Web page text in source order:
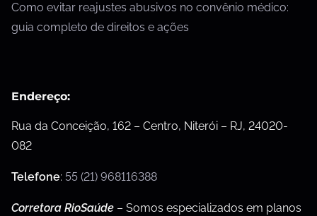
Como evitar reajustes abusivos no convênio médico:
guia completo de direitos e ações
Endereço:
Rua da Conceição, 162 – Centro, Niterói – RJ, 24020-
082
Telefone: 55 (21) 968116388
Corretora RioSaúde – Somos especializados em planos